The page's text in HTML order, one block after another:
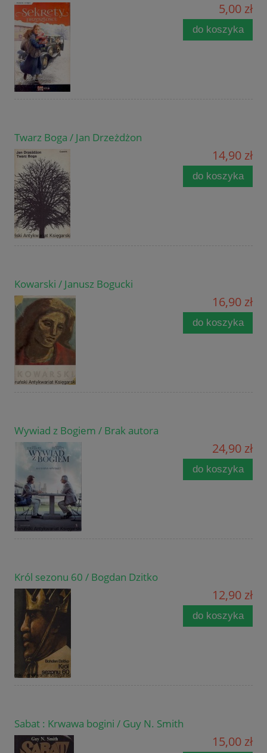
5,00 zł
do koszyka
Twarz Boga / Jan Drzeżdżon
14,90 zł
do koszyka
Kowarski / Janusz Bogucki
16,90 zł
do koszyka
Wywiad z Bogiem / Brak autora
24,90 zł
do koszyka
Król sezonu 60 / Bogdan Dzitko
12,90 zł
do koszyka
Sabat : Krwawa bogini / Guy N. Smith
15,00 zł